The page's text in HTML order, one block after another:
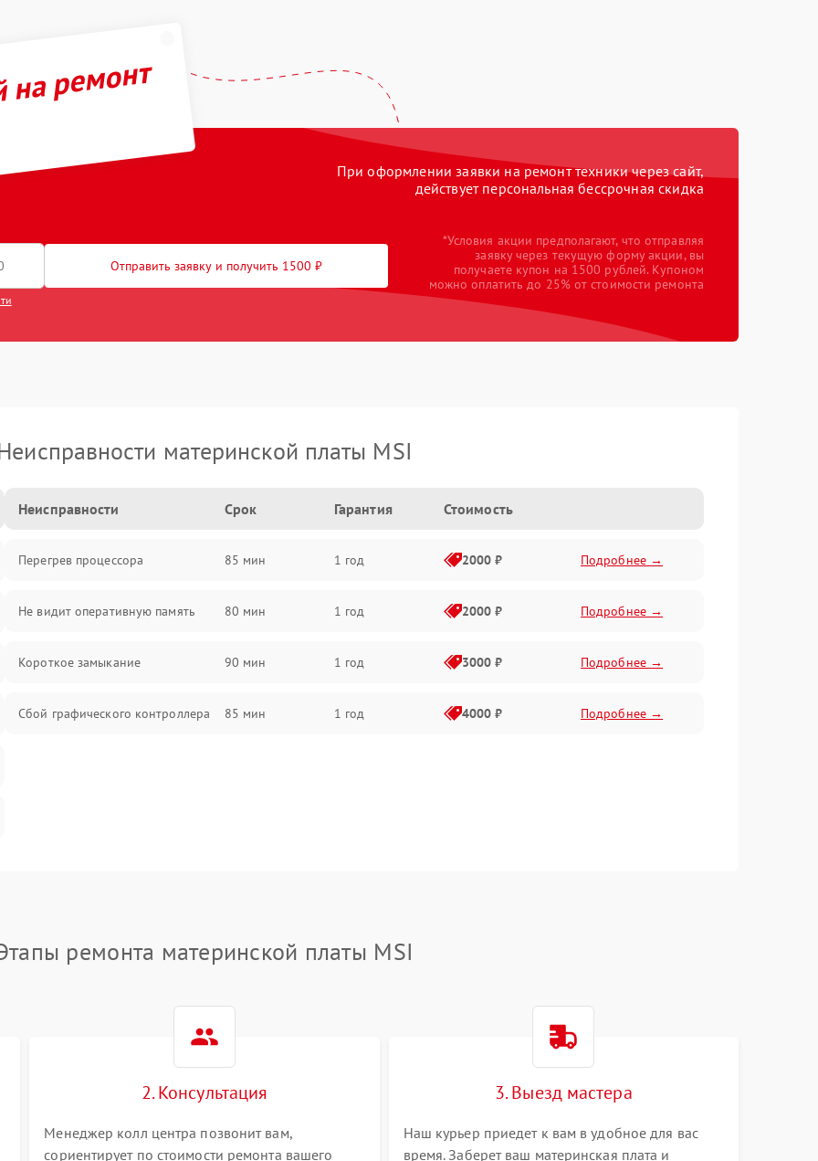
ремонт
При оформлении заявки на ремонт техники через сайт,
действует персональная бессрочная скидка
Отправить заявку и получить 1500 ₽
*Условия акции предполагают, что отправляя
заявку через текущую форму акции, вы
получаете купон на 1500 рублей. Купоном
можно оплатить до 25% от стоимости ремонта
материнской платы MSI
Неисправности Срок Гарантия Стоимость
Перегрев процессора 85 мин 1 год 2000 ₽ Подробнее →
Не видит оперативную память 80 мин 1 год 2000 ₽ Подробнее →
Короткое замыкание 90 мин 1 год 3000 ₽ Подробнее →
Сбой графического контроллера 85 мин 1 год 4000 ₽ Подробнее →
ремонта материнской платы MSI
2. Консультация
Менеджер колл центра позвонит вам,
сориентирует по стоимости ремонта вашего
3. Выезд мастера
Наш курьер приедет к вам в удобное для вас
время. Заберет ваш материнская плата и